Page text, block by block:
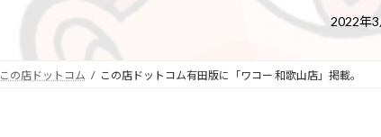
最
終
更
時
2022年
この店ドットコム この店ドットコム有田版に「ワコー 和歌山店」掲載。